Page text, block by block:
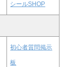
シールSHOP
初心者質問掲示
板